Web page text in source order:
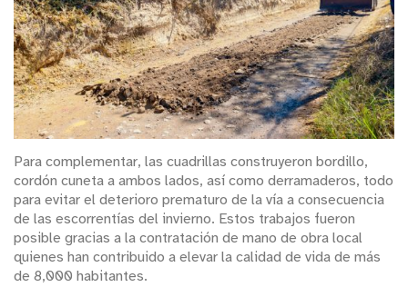
Para complementar, las cuadrillas construyeron bordillo,
cordón cuneta a ambos lados, así como derramaderos, todo
para evitar el deterioro prematuro de la vía a consecuencia
de las escorrentías del invierno. Estos trabajos fueron
posible gracias a la contratación de mano de obra local
quienes han contribuido a elevar la calidad de vida de más
de 8,000 habitantes.